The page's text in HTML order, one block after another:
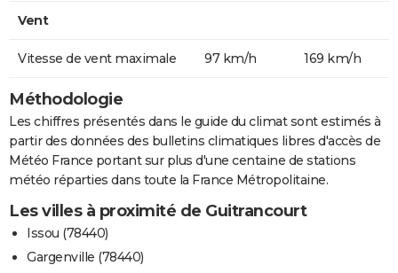
Vent
Vitesse de vent maximale 97 km/h 169 km/h
Méthodologie
Les chiffres présentés dans le guide du climat sont estimés à
partir des données des bulletins climatiques libres d'accès de
Météo France portant sur plus d'une centaine de stations
météo réparties dans toute la France Métropolitaine.
Les villes à proximité de Guitrancourt
Issou (78440)
Gargenville (78440)